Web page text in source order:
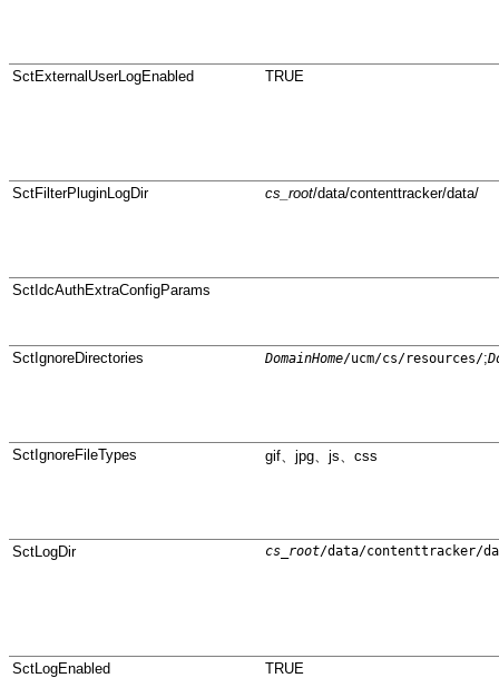
SctExternalUserLogEnabled TRUE
SctFilterPluginLogDir cs_root/data/contenttracker/data/
SctIdcAuthExtraConfigParams
SctIgnoreDirectories DomainHome/ucm/cs/resources/;
SctIgnoreFileTypes gif、jpg、js、css
SctLogDir cs_root/data/contenttracker/
SctLogEnabled TRUE